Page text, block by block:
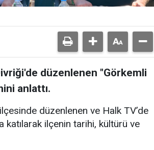
düzenlenen "Görkemli
anlattı.
düzenlenen ve Halk TV’de
katılarak ilçenin tarihi, kültürü ve